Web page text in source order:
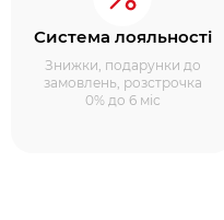
Система лояльності
Знижки, подарунки до
замовлень, розстрочка
0% до 6 міс